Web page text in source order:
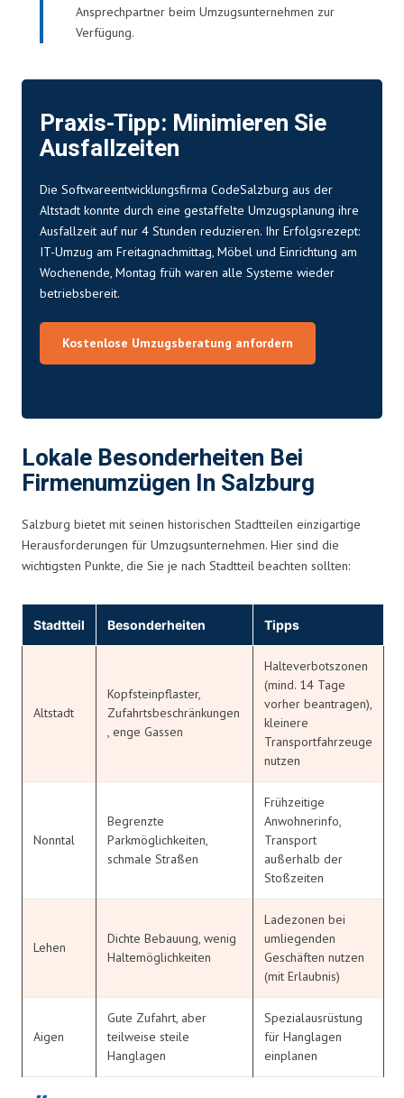
Ansprechpartner beim Umzugsunternehmen zur
Verfügung.
Praxis-Tipp: Minimieren Sie
Ausfallzeiten
Die Softwareentwicklungsfirma CodeSalzburg aus der
Altstadt konnte durch eine gestaffelte Umzugsplanung ihre
Ausfallzeit auf nur 4 Stunden reduzieren. Ihr Erfolgsrezept:
IT-Umzug am Freitagnachmittag, Möbel und Einrichtung am
Wochenende, Montag früh waren alle Systeme wieder
betriebsbereit.
Kostenlose Umzugsberatung anfordern
Lokale Besonderheiten Bei
Firmenumzügen In Salzburg
Salzburg bietet mit seinen historischen Stadtteilen einzigartige
Herausforderungen für Umzugsunternehmen. Hier sind die
wichtigsten Punkte, die Sie je nach Stadtteil beachten sollten:
Stadtteil Besonderheiten Tipps
Altstadt
Kopfsteinpflaster,
Zufahrtsbeschränkungen
, enge Gassen
Halteverbotszonen
(mind. 14 Tage
vorher beantragen),
kleinere
Transportfahrzeuge
nutzen
Nonntal
Begrenzte
Parkmöglichkeiten,
schmale Straßen
Frühzeitige
Anwohnerinfo,
Transport
außerhalb der
Stoßzeiten
Lehen
Dichte Bebauung, wenig
Haltemöglichkeiten
Ladezonen bei
umliegenden
Geschäften nutzen
(mit Erlaubnis)
Aigen
Gute Zufahrt, aber
teilweise steile
Hanglagen
Spezialausrüstung
für Hanglagen
einplanen